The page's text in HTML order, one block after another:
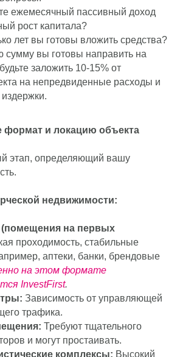
инвестиционные цели и
ежемесячный пассивный доход
рост капитала?
лет вы готовы вложить средства?
заложить 10-15% от
и локацию объекта
этап, определяющий вашу
недвижимости:
на первых
проходимость, стабильные
аптеки, банки, брендовые
на этом формате
InvestFirst